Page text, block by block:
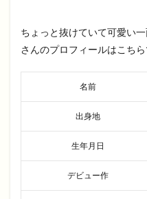
ちょっと抜けていて可愛い
さんのプロフィールはこちら
名前
出身地
生年月日
デビュー作